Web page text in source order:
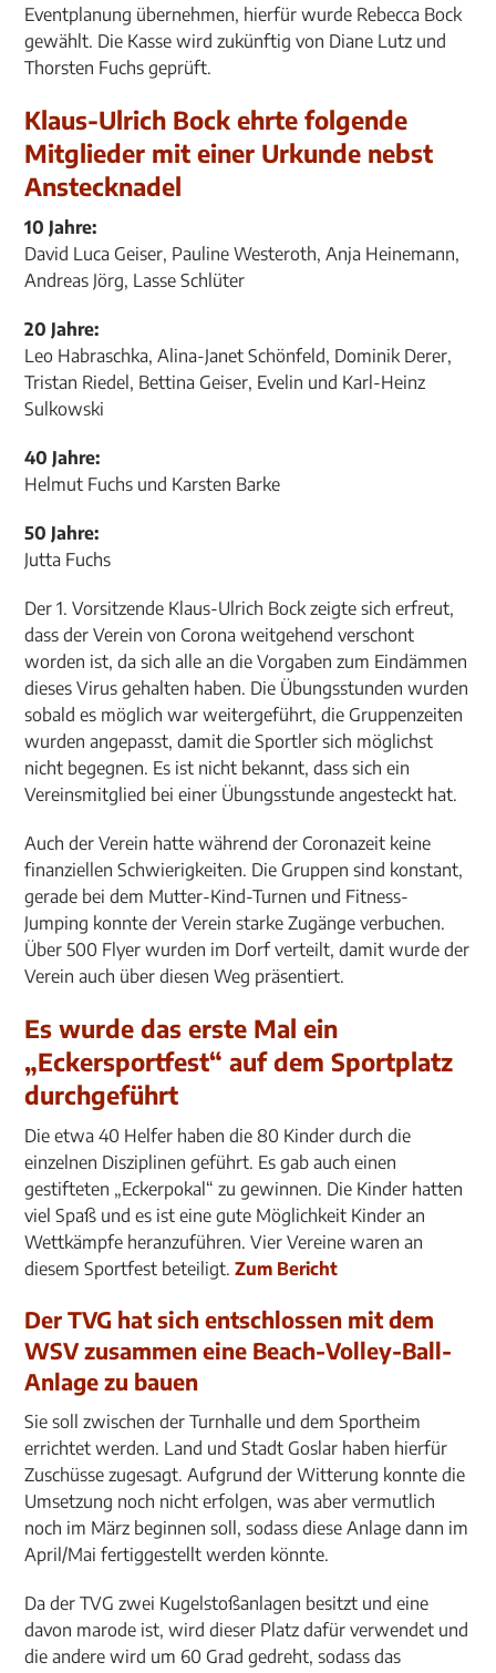
Eventplanung übernehmen, hierfür wurde Rebecca Bock
gewählt. Die Kasse wird zukünftig von Diane Lutz und
Thorsten Fuchs geprüft.
Klaus-Ulrich Bock ehrte folgende
Mitglieder mit einer Urkunde nebst
Anstecknadel
10 Jahre:
David Luca Geiser, Pauline Westeroth, Anja Heinemann,
Andreas Jörg, Lasse Schlüter
20 Jahre:
Leo Habraschka, Alina-Janet Schönfeld, Dominik Derer,
Tristan Riedel, Bettina Geiser, Evelin und Karl-Heinz
Sulkowski
40 Jahre:
Helmut Fuchs und Karsten Barke
50 Jahre:
Jutta Fuchs
Der 1. Vorsitzende Klaus-Ulrich Bock zeigte sich erfreut,
dass der Verein von Corona weitgehend verschont
worden ist, da sich alle an die Vorgaben zum Eindämmen
dieses Virus gehalten haben. Die Übungsstunden wurden
sobald es möglich war weitergeführt, die Gruppenzeiten
wurden angepasst, damit die Sportler sich möglichst
nicht begegnen. Es ist nicht bekannt, dass sich ein
Vereinsmitglied bei einer Übungsstunde angesteckt hat.
Auch der Verein hatte während der Coronazeit keine
finanziellen Schwierigkeiten. Die Gruppen sind konstant,
gerade bei dem Mutter-Kind-Turnen und Fitness-
Jumping konnte der Verein starke Zugänge verbuchen.
Über 500 Flyer wurden im Dorf verteilt, damit wurde der
Verein auch über diesen Weg präsentiert.
Es wurde das erste Mal ein
„Eckersportfest“ auf dem Sportplatz
durchgeführt
Die etwa 40 Helfer haben die 80 Kinder durch die
einzelnen Disziplinen geführt. Es gab auch einen
gestifteten „Eckerpokal“ zu gewinnen. Die Kinder hatten
viel Spaß und es ist eine gute Möglichkeit Kinder an
Wettkämpfe heranzuführen. Vier Vereine waren an
diesem Sportfest beteiligt.Zum Bericht
Der TVG hat sich entschlossen mit dem
WSV zusammen eine Beach-Volley-Ball-
Anlage zu bauen
Sie soll zwischen der Turnhalle und dem Sportheim
errichtet werden. Land und Stadt Goslar haben hierfür
Zuschüsse zugesagt. Aufgrund der Witterung konnte die
Umsetzung noch nicht erfolgen, was aber vermutlich
noch im März beginnen soll, sodass diese Anlage dann im
April/Mai fertiggestellt werden könnte.
Da der TVG zwei Kugelstoßanlagen besitzt und eine
davon marode ist, wird dieser Platz dafür verwendet und
die andere wird um 60 Grad gedreht, sodass das